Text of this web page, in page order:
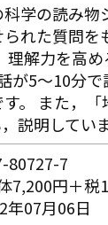
学の読み物
れた質問を
理解力を高
が5～10分
。 また，
説明してい
80727-7
7,200円＋税
年07月06日